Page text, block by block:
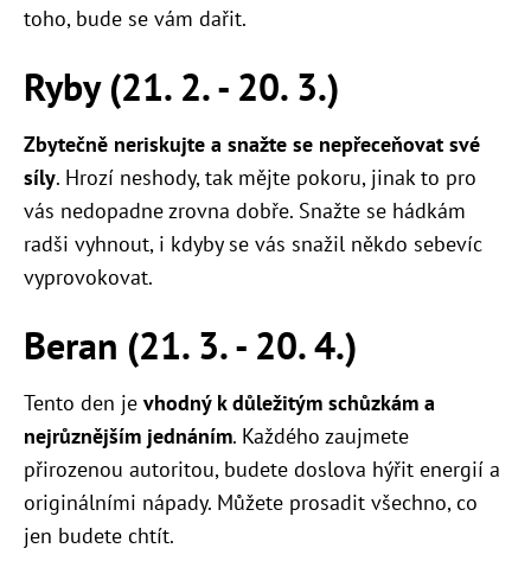
toho, bude se vám dařit.
Ryby (21. 2. - 20. 3.)
Zbytečně neriskujte a snažte se nepřeceňovat své
síly. Hrozí neshody, tak mějte pokoru, jinak to pro
vás nedopadne zrovna dobře. Snažte se hádkám
radši vyhnout, i kdyby se vás snažil někdo sebevíc
vyprovokovat.
Beran (21. 3. - 20. 4.)
Tento den je vhodný k důležitým schůzkám a
nejrůznějším jednáním. Každého zaujmete
přirozenou autoritou, budete doslova hýřit energií a
originálními nápady. Můžete prosadit všechno, co
jen budete chtít.